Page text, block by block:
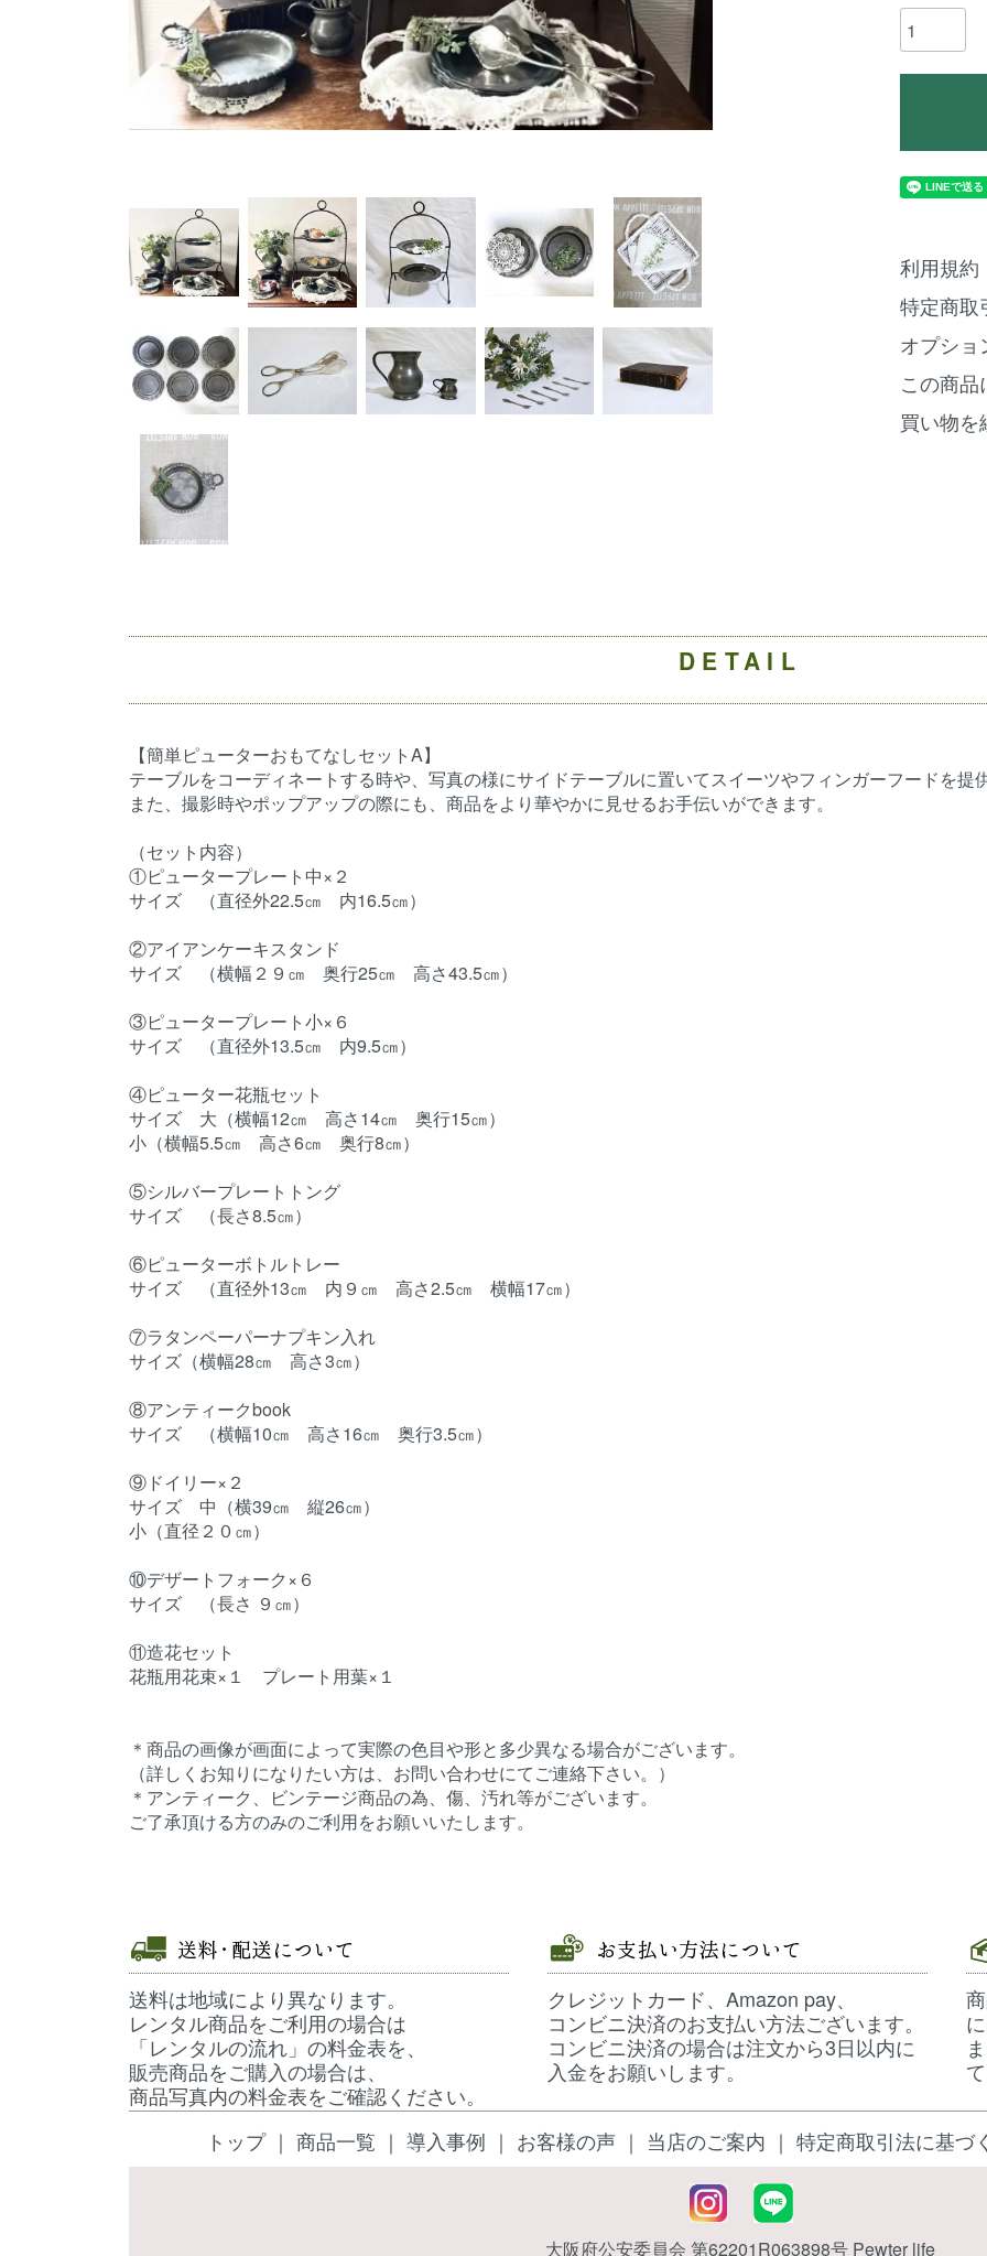
利用規約
特定商取
オプショ
この商品
買い物を
DETAIL
【簡単ピューターおもてなしセットA】
テーブルをコーディネートする時や、写真の様にサイドテーブルに置いてスイーツやフィンガーフードを提
また、撮影時やポップアップの際にも、商品をより華やかに見せるお手伝いができます。
（セット内容）
①ピュータープレート中×２
サイズ （直径外22.5㎝ 内16.5㎝）
②アイアンケーキスタンド
サイズ （横幅２９㎝ 奥行25㎝ 高さ43.5㎝）
③ピュータープレート小×６
サイズ （直径外13.5㎝ 内9.5㎝）
④ピューター花瓶セット
サイズ 大（横幅12㎝ 高さ14㎝ 奥行15㎝）
小（横幅5.5㎝ 高さ6㎝ 奥行8㎝）
⑤シルバープレートトング
サイズ （長さ8.5㎝）
⑥ピューターボトルトレー
サイズ （直径外13㎝ 内９㎝ 高さ2.5㎝ 横幅17㎝）
⑦ラタンペーパーナプキン入れ
サイズ（横幅28㎝ 高さ3㎝）
⑧アンティークbook
サイズ （横幅10㎝ 高さ16㎝ 奥行3.5㎝）
⑨ドイリー×２
サイズ 中（横39㎝ 縦26㎝）
小（直径２０㎝）
⑩デザートフォーク×６
サイズ （長さ ９㎝）
⑪造花セット
花瓶用花束×１ プレート用葉×１
＊商品の画像が画面によって実際の色目や形と多少異なる場合がございます。
（詳しくお知りになりたい方は、お問い合わせにてご連絡下さい。）
＊アンティーク、ビンテージ商品の為、傷、汚れ等がございます。
ご了承頂ける方のみのご利用をお願いいたします。
送料は地域により異なります。
レンタル商品をご利用の場合は
「レンタルの流れ 」の料金表を、
販売商品をご購入の場合は、
商品写真内の料金表をご確認ください。
クレジットカード、Amazon pay、
コンビニ決済のお支払い方法ございます。
コンビニ決済の場合は注文から3日以内に
入金をお願いします。
トップ｜ 商品一覧 ｜ 導入事例 ｜ お客様の声 ｜ 当店のご案内 ｜ 特定商取引法に基づ
大阪府公安委員会 第62201R063898号 Pewter life